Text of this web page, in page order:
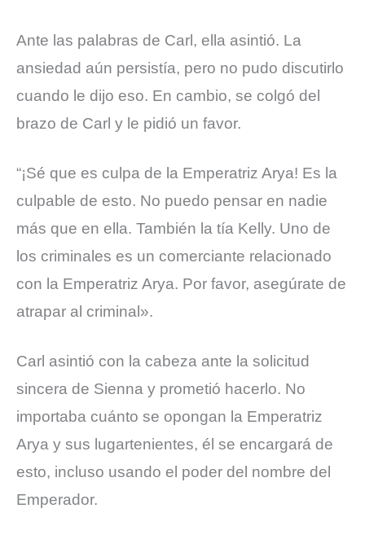
Ante las palabras de Carl, ella asintió. La
ansiedad aún persistía, pero no pudo discutirlo
cuando le dijo eso. En cambio, se colgó del
brazo de Carl y le pidió un favor.
“¡Sé que es culpa de la Emperatriz Arya! Es la
culpable de esto. No puedo pensar en nadie
más que en ella. También la tía Kelly. Uno de
los criminales es un comerciante relacionado
con la Emperatriz Arya. Por favor, asegúrate de
atrapar al criminal».
Carl asintió con la cabeza ante la solicitud
sincera de Sienna y prometió hacerlo. No
importaba cuánto se opongan la Emperatriz
Arya y sus lugartenientes, él se encargará de
esto, incluso usando el poder del nombre del
Emperador.